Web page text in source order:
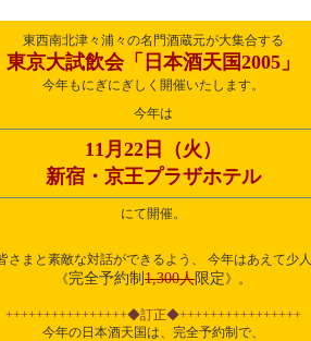
東西南北津々浦々の名門酒蔵元が大集合する
東京大試飲会「日本酒天国2005」
今年もにぎにぎしく開催いたします。
今年は
11月22日（火）
新宿・京王プラザホテル
にて開催。
さまと素敵な対話ができるよう、 今年はあえて少
《完全予約制 1,300人限定》。
++++++++++++++++◆訂正◆++++++++++++++++
今年の日本酒天国は、完全予約制で、